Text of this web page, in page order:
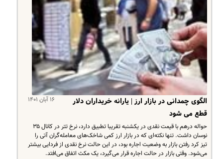
۱۶ آبان ۱۴۰۱
الگوی چمدانی در بازار ارز | یارانه خریداران دلار
قطع می شود
حواله درهم با قیمت نقدی در یکشنبه تقریبا تطبیق دارد، نرخ تتر در کانال ۳۵
نوسان داشت. تنها نکته‌ای که در بازار ارز کمی شاخک‌های معامله‌گران آتی را
تیز کرد رفتن بازار به وضعیت اجاره بود، در این حالت نرخ نقدی از فردایی بیشتر
می‌شود. وقتی بازار در حالت اجاره قرار می‌گیرد، یک مکث اتفاق می‌افتد.